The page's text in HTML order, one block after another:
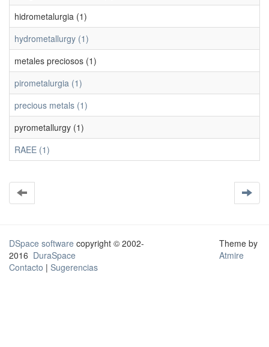
hidrometalurgia (1)
hydrometallurgy (1)
metales preciosos (1)
pirometalurgia (1)
precious metals (1)
pyrometallurgy (1)
RAEE (1)
DSpace software copyright © 2002-
2016 DuraSpace
Contacto | Sugerencias
Theme by
Atmire